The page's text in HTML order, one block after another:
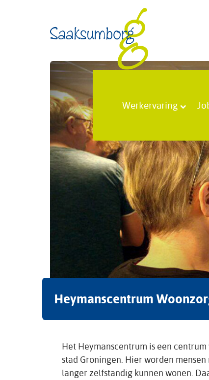
Werkervaring
Heymanscentrum
Het Heymanscentrum is een
stad Groningen. Hier worden
langer zelfstandig kunnen wonen.